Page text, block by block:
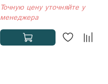
Точную цену уточняйте у
менеджера